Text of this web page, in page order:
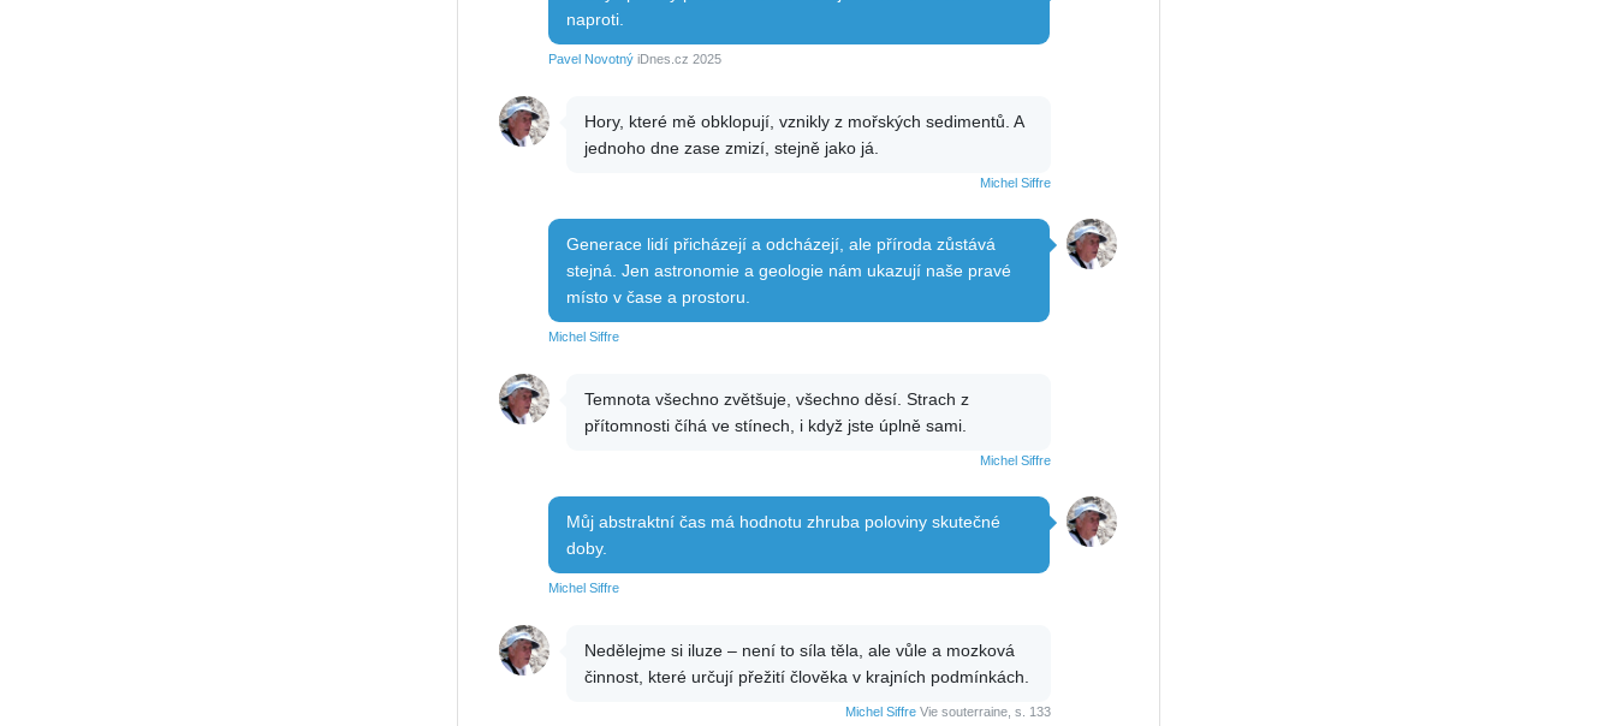
naproti.
Pavel NovotnýiDnes.cz 2025
Hory, které mě obklopují, vznikly z mořských sedimentů. A
jednoho dne zase zmizí, stejně jako já.
Michel Siffre
Generace lidí přicházejí a odcházejí, ale příroda zůstává
stejná. Jen astronomie a geologie nám ukazují naše pravé
místo v čase a prostoru.
Michel Siffre
Temnota všechno zvětšuje, všechno děsí. Strach z
přítomnosti číhá ve stínech, i když jste úplně sami.
Michel Siffre
Můj abstraktní čas má hodnotu zhruba poloviny skutečné
doby.
Michel Siffre
Nedělejme si iluze – není to síla těla, ale vůle a mozková
činnost, které určují přežití člověka v krajních podmínkách.
Michel SiffreVie souterraine, s. 133